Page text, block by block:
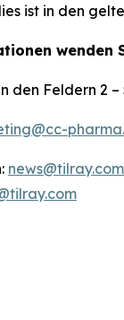
ist in den
wenden
den Feldern 2
news@tilray.com